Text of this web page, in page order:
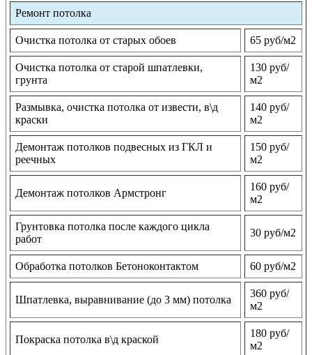
Ремонт потолка
Очистка потолка от старых обоев 65 руб/м2
Очистка потолка от старой шпатлевки,
грунта
130 руб/
м2
Размывка, очистка потолка от извести, в\д
краски
140 руб/
м2
Демонтаж потолков подвесных из ГКЛ и
реечных
150 руб/
м2
Демонтаж потолков Армстронг
160 руб/
м2
Грунтовка потолка после каждого цикла
работ
30 руб/м2
Обработка потолков Бетоноконтактом 60 руб/м2
Шпатлевка, выравнивание (до 3 мм) потолка
360 руб/
м2
Покраска потолка в\д краской
180 руб/
м2